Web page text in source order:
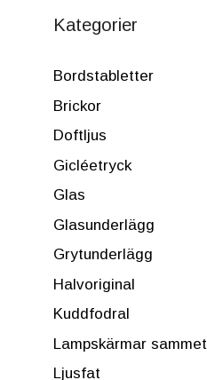
Kategorier
Bordstabletter
Brickor
Doftljus
Gicléetryck
Glas
Glasunderlägg
Grytunderlägg
Halvoriginal
Kuddfodral
Lampskärmar sammet
Ljusfat